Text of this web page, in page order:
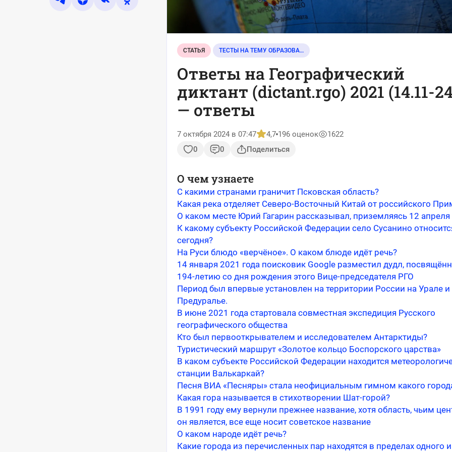
СТАТЬЯ ТЕСТЫ НА ТЕМУ ОБРАЗОВАНИЕ
Ответы на Географический
диктант (dictant.rgo) 2021 (14.11-
— ответы
7 октября 2024 в 07:47 4,7 196 оценок
1622
0
0 Поделиться
О чем узнаете
С какими странами граничит Псковская область?
Какая река отделяет Северо-Восточный Китай от российского
О каком месте Юрий Гагарин рассказывал, приземляясь 12 апреля
К какому субъекту Российской Федерации село Сусанино
сегодня?
На Руси блюдо «верчёное». О каком блюде идёт речь?
14 января 2021 года поисковик Google разместил дудл,
194-летию со дня рождения этого Вице-председателя РГО
Период был впервые установлен на территории России на Урале и
Предуралье.
В июне 2021 года стартовала совместная экспедиция Русского
географического общества
Кто был первооткрывателем и исследователем Антарктиды?
Туристический маршрут «Золотое кольцо Боспорского царства»
В каком субъекте Российской Федерации находится
станции Валькаркай?
Песня ВИА «Песняры» стала неофициальным гимном какого
Какая гора называется в стихотворении Шат-горой?
В 1991 году ему вернули прежнее название, хотя область, чьим
он является, все еще носит советское название
О каком народе идёт речь?
Какие города из перечисленных пар находятся в пределах одного